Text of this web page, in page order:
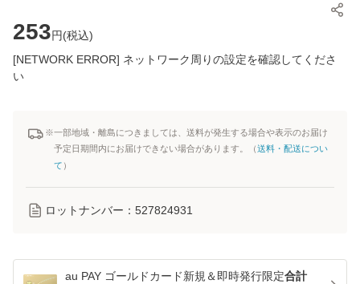
253円(税込)
[NETWORK ERROR] ネットワーク周りの設定を確認してくださ
い
※一部地域・離島につきましては、送料が発生する場合や表示のお届け
予定日期間内にお届けできない場合があります。（送料・配送につい
て ）
ロットナンバー： 527824931
au PAY ゴールドカード新規＆即時発行限定合計